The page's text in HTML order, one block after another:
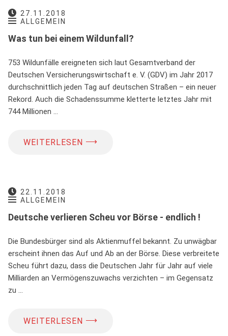
27.11.2018
ALLGEMEIN
Was tun bei einem Wildunfall?
753 Wildunfälle ereigneten sich laut Gesamtverband der
Deutschen Versicherungswirtschaft e. V. (GDV) im Jahr 2017
durchschnittlich jeden Tag auf deutschen Straßen – ein neuer
Rekord. Auch die Schadenssumme kletterte letztes Jahr mit
744 Millionen …
WEITERLESEN ⟶
22.11.2018
ALLGEMEIN
Deutsche verlieren Scheu vor Börse - endlich !
Die Bundesbürger sind als Aktienmuffel bekannt. Zu unwägbar
erscheint ihnen das Auf und Ab an der Börse. Diese verbreitete
Scheu führt dazu, dass die Deutschen Jahr für Jahr auf viele
Milliarden an Vermögenszuwachs verzichten – im Gegensatz
zu …
WEITERLESEN ⟶